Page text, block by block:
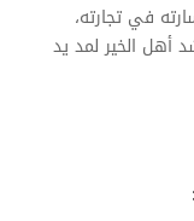
خسارته في تجارته،
أهل الخير لمد يد